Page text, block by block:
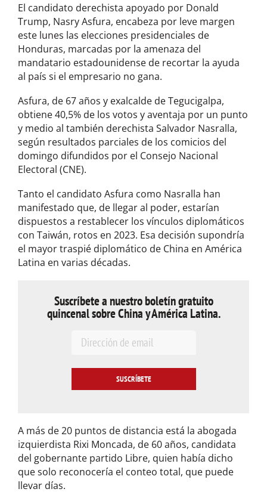
El candidato derechista apoyado por Donald
Trump, Nasry Asfura, encabeza por leve margen
este lunes las elecciones presidenciales de
Honduras, marcadas por la amenaza del
mandatario estadounidense de recortar la ayuda
al país si el empresario no gana.
Asfura, de 67 años y exalcalde de Tegucigalpa,
obtiene 40,5% de los votos y aventaja por un punto
y medio al también derechista Salvador Nasralla,
según resultados parciales de los comicios del
domingo difundidos por el Consejo Nacional
Electoral (CNE).
Tanto el candidato Asfura como Nasralla han
manifestado que, de llegar al poder, estarían
dispuestos a restablecer los vínculos diplomáticos
con Taiwán, rotos en 2023. Esa decisión supondría
el mayor traspié diplomático de China en América
Latina en varias décadas.
Suscríbete a nuestro boletín gratuito
quincenal sobre China y América Latina.
A más de 20 puntos de distancia está la abogada
izquierdista Rixi Moncada, de 60 años, candidata
del gobernante partido Libre, quien había dicho
que solo reconocería el conteo total, que puede
llevar días.